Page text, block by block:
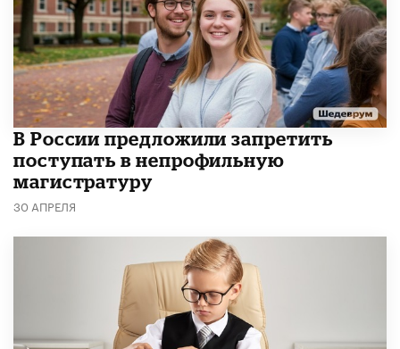
В России предложили запретить
поступать в непрофильную
магистратуру
30 АПРЕЛЯ